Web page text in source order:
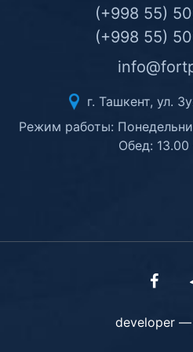
(+998 55)
(+998 55)
г. Ташкент, ул.
Режим работы:
Обед: 13.00
developer —